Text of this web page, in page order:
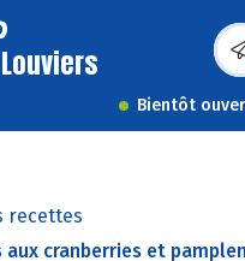
Bientôt
recettes
aux cranberries et